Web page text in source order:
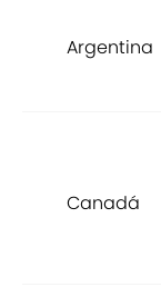
Argentina
Canadá